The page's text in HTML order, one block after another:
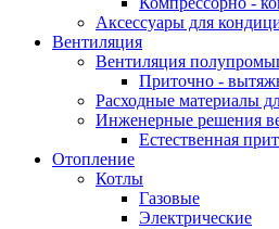
Аксессуары для
Вентиляция
Вентиляция
Приточно -
Расходные материалы
Инженерные решения
Естественная
Отопление
Котлы
Газовые
Электрические